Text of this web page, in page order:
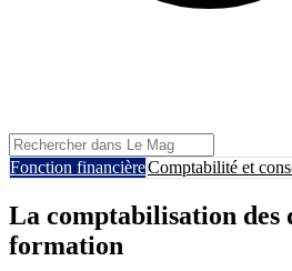
Fonction financièreComptabilité et
La comptabilisation des
formation